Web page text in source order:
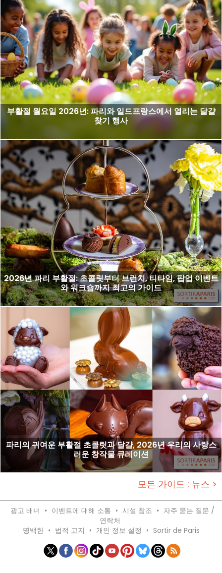
부활절 월요일 2026년: 파리와 일드프랑스에서 열리는 달걀
찾기 행사
2026년 파리 부활절: 초콜릿부터 브런치, 티타임, 팝업 이벤트
와 워크숍까지 최고의 가이드
파리의 귀여운 부활절 초콜릿과 달걀, 2026년 우리의 사랑스
러운 창작물 큐레이션
모든 가이드 : 뉴스 >
광고 배너 • 이벤트에 대해 소통 • 시설 참조 • 자주 묻는 질문 /
연락처
명백한 • 법적 고지 • 개인 정보 설정 • Sortir de Paris